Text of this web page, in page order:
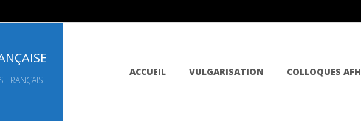
FRANÇAIS
ACCUEIL VULGARISATION COLLOQUES AFH